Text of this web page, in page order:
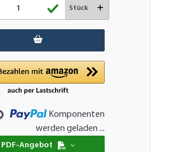
Stück
Loading...
Komponenten
werden geladen ...
PDF-Angebot